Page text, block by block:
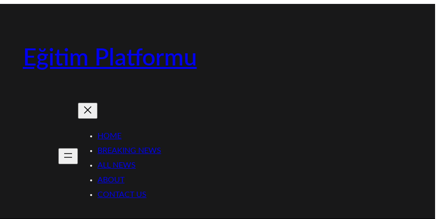
Eğitim Platformu
HOME
BREAKING NEWS
ALL NEWS
ABOUT
CONTACT US